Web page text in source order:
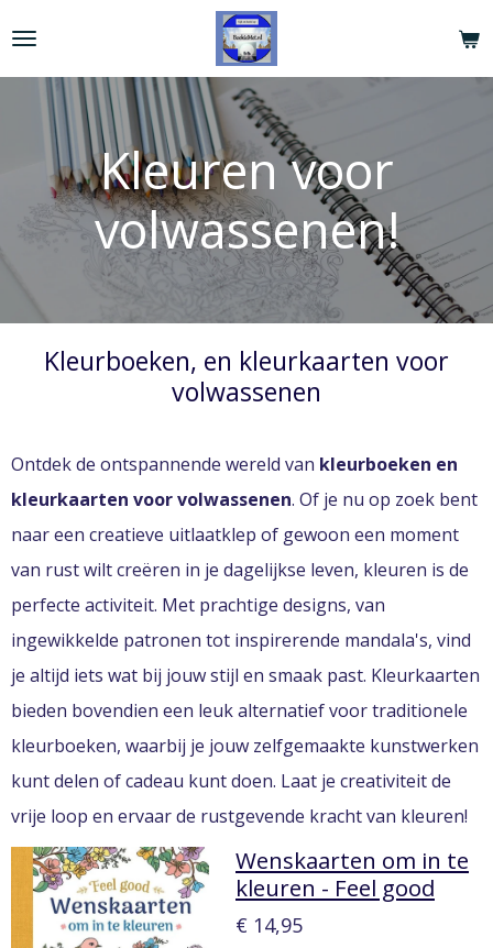
direct
naar
hoofdinhoud
Kleuren voor
volwassenen!
Kleurboeken, en kleurkaarten voor
volwassenen
Ontdek de ontspannende wereld van kleurboeken en
kleurkaarten voor volwassenen. Of je nu op zoek bent
naar een creatieve uitlaatklep of gewoon een moment
van rust wilt creëren in je dagelijkse leven, kleuren is de
perfecte activiteit. Met prachtige designs, van
ingewikkelde patronen tot inspirerende mandala's, vind
je altijd iets wat bij jouw stijl en smaak past. Kleurkaarten
bieden bovendien een leuk alternatief voor traditionele
kleurboeken, waarbij je jouw zelfgemaakte kunstwerken
kunt delen of cadeau kunt doen. Laat je creativiteit de
vrije loop en ervaar de rustgevende kracht van kleuren!
Wenskaarten om in te
kleuren - Feel good
€ 14,95